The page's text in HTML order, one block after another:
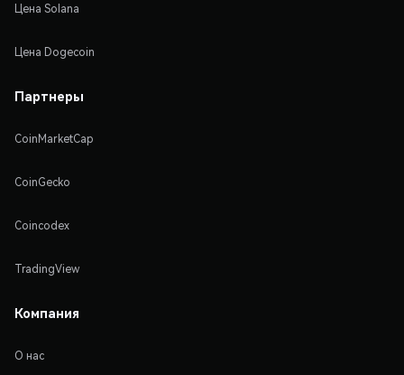
Цена Solana
Цена Dogecoin
Партнеры
CoinMarketCap
CoinGecko
Coincodex
TradingView
Компания
О нас